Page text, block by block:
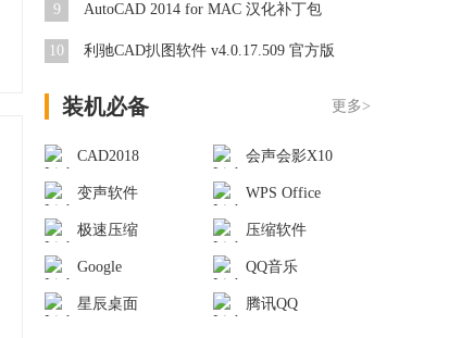
9 AutoCAD 2014 for MAC 汉化补丁包
10 利驰CAD扒图软件 v4.0.17.509 官方版
装机必备 更多>
CAD2018 会声会影X10
变声软件 WPS Office
极速压缩 压缩软件
Google QQ音乐
星辰桌面 腾讯QQ